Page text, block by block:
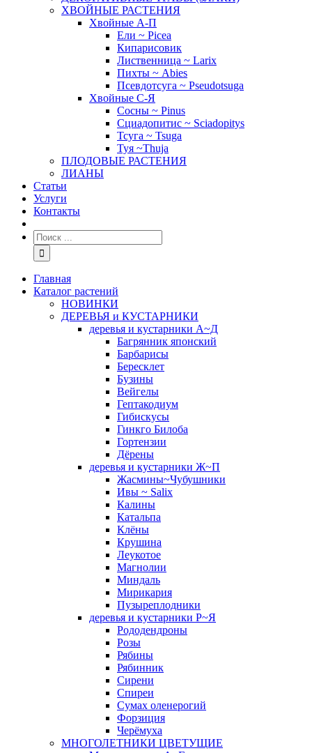
ХВОЙНЫЕ РАСТЕНИЯ
Хвойные А-П
Ели ~ Picea
Кипарисовик
Лиственница ~ Larix
Пихты ~ Abies
Псевдотсуга ~ Pseudotsuga
Хвойные С-Я
Сосны ~ Pinus
Сциадопитис ~ Sciadopitys
Тсуга ~ Tsuga
Туя ~Thuja
ПЛОДОВЫЕ РАСТЕНИЯ
ЛИАНЫ
Статьи
Услуги
Контакты
Главная
Каталог растений
НОВИНКИ
ДЕРЕВЬЯ и КУСТАРНИКИ
деревья и кустарники А~Д
Багрянник японский
Барбарисы
Бересклет
Бузины
Вейгелы
Гептакодиум
Гибискусы
Гинкго Билоба
Гортензии
Дёрены
деревья и кустарники Ж~П
Жасмины~Чубушники
Ивы ~ Salix
Калины
Катальпа
Клёны
Крушина
Леукотое
Магнолии
Миндаль
Мирикария
Пузыреплодники
деревья и кустарники Р~Я
Рододендроны
Розы
Рябины
Рябинник
Сирени
Спиреи
Сумах оленерогий
Форзиция
Черёмуха
МНОГОЛЕТНИКИ ЦВЕТУЩИЕ